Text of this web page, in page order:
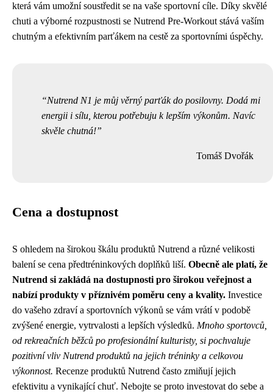
která vám umožní soustředit se na vaše sportovní cíle. Díky skvělé
chuti a výborné rozpustnosti se Nutrend Pre-Workout stává vaším
chutným a efektivním parťákem na cestě za sportovními úspěchy.
Nutrend N1 je můj věrný parťák do posilovny. Dodá mi
energii i sílu, kterou potřebuju k lepším výkonům. Navíc
skvěle chutná!
Tomáš Dvořák
Cena a dostupnost
S ohledem na širokou škálu produktů Nutrend a různé velikosti
balení se cena předtréninkových doplňků liší. Obecně ale platí, že
Nutrend si zakládá na dostupnosti pro širokou veřejnost a
nabízí produkty v příznivém poměru ceny a kvality. Investice
do vašeho zdraví a sportovních výkonů se vám vrátí v podobě
zvýšené energie, vytrvalosti a lepších výsledků. Mnoho sportovců,
od rekreačních běžců po profesionální kulturisty, si pochvaluje
pozitivní vliv Nutrend produktů na jejich tréninky a celkovou
výkonnost. Recenze produktů Nutrend často zmiňují jejich
efektivitu a vynikající chuť. Nebojte se proto investovat do sebe a